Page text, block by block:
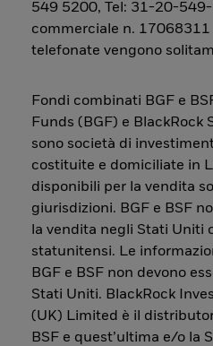
549 5200, Tel: 31-20-
commerciale n. 17068311
telefonate vengono
Fondi combinati BGF e
Funds (BGF) e BlackRock
sono società di
costituite e domiciliate in
disponibili per la vendita
giurisdizioni. BGF e BSF
la vendita negli Stati Uniti
statunitensi. Le
BGF e BSF non devono
Stati Uniti. BlackRock
(UK) Limited è il
BSF e quest’ultima e/o la